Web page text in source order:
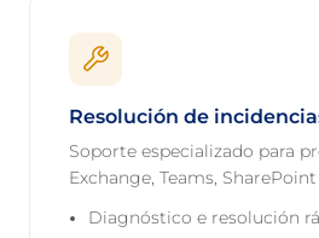
Resolución de
Soporte especializado para
Exchange, Teams,
Diagnóstico e resolución